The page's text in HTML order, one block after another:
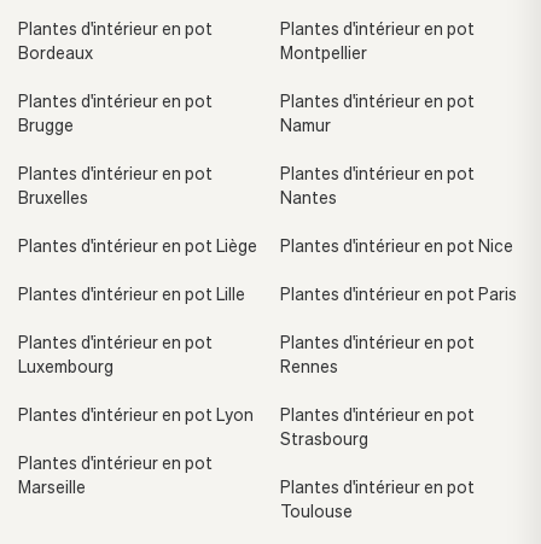
Plantes d'intérieur en pot
Bordeaux
Plantes d'intérieur en pot
Brugge
Plantes d'intérieur en pot
Bruxelles
Plantes d'intérieur en pot Liège
Plantes d'intérieur en pot Lille
Plantes d'intérieur en pot
Luxembourg
Plantes d'intérieur en pot Lyon
Plantes d'intérieur en pot
Marseille
Plantes d'intérieur en pot
Montpellier
Plantes d'intérieur en pot
Namur
Plantes d'intérieur en pot
Nantes
Plantes d'intérieur en pot Nice
Plantes d'intérieur en pot Paris
Plantes d'intérieur en pot
Rennes
Plantes d'intérieur en pot
Strasbourg
Plantes d'intérieur en pot
Toulouse